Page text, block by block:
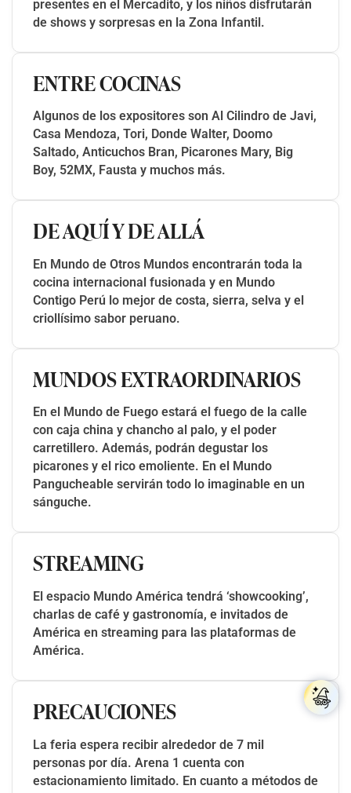
presentes en el Mercadito, y los niños disfrutarán
de shows y sorpresas en la Zona Infantil.
ENTRE COCINAS
Algunos de los expositores son Al Cilindro de Javi,
Casa Mendoza, Tori, Donde Walter, Doomo
Saltado, Anticuchos Bran, Picarones Mary, Big
Boy, 52MX, Fausta y muchos más.
DE AQUÍ Y DE ALLÁ
En Mundo de Otros Mundos encontrarán toda la
cocina internacional fusionada y en Mundo
Contigo Perú lo mejor de costa, sierra, selva y el
criollísimo sabor peruano.
MUNDOS EXTRAORDINARIOS
En el Mundo de Fuego estará el fuego de la calle
con caja china y chancho al palo, y el poder
carretillero. Además, podrán degustar los
picarones y el rico emoliente. En el Mundo
Pangucheable servirán todo lo imaginable en un
sánguche.
STREAMING
El espacio Mundo América tendrá ‘showcooking’,
charlas de café y gastronomía, e invitados de
América en streaming para las plataformas de
América.
PRECAUCIONES
La feria espera recibir alrededor de 7 mil
personas por día. Arena 1 cuenta con
estacionamiento limitado. En cuanto a métodos de